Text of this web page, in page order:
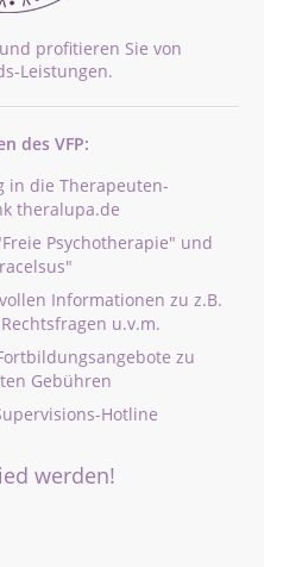
profitieren Sie von
Leistungen.
des VFP:
in die Therapeuten-
theralupa.de
Psychotherapie" und
Informationen zu z.B.
u.v.m.
zu
Gebühren
Hotline
werden!